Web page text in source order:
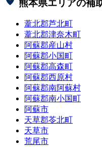
熊本県エリアの補
葦北郡芦北町
葦北郡津奈木町
阿蘇郡産山村
阿蘇郡小国町
阿蘇郡高森町
阿蘇郡西原村
阿蘇郡南阿蘇村
阿蘇郡南小国町
阿蘇市
天草郡苓北町
天草市
荒尾市